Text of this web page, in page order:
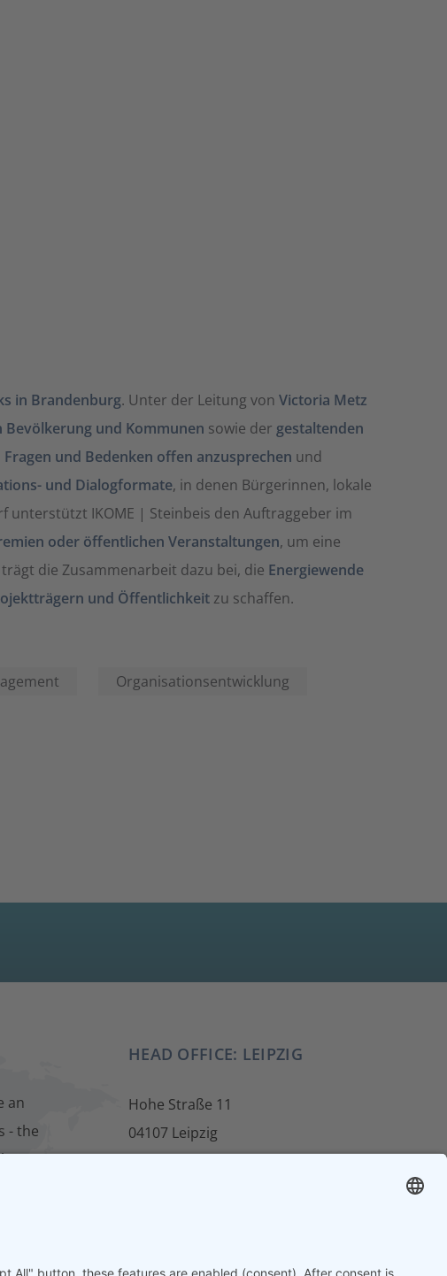
in Brandenburg. Unter der Leitung von Victoria Metz
und Kommunen sowie der gestaltenden
Fragen und Bedenken offen anzusprechen und
und Dialogformate, in denen Bürgerinnen, lokale
unterstützt IKOME | Steinbeis den Auftraggeber im
oder öffentlichen Veranstaltungen, um eine
die Zusammenarbeit dazu bei, die Energiewende
und Öffentlichkeit zu schaffen.
Organisationsentwicklung
an
- the
out our
HEAD OFFICE: LEIPZIG
Hohe Straße 11
04107 Leipzig